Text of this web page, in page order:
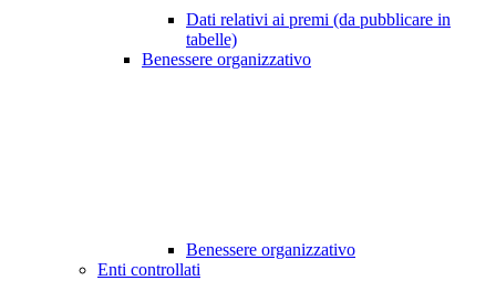
Dati relativi ai premi (da pubblicare in
tabelle)
Benessere organizzativo
Benessere organizzativo
Enti controllati